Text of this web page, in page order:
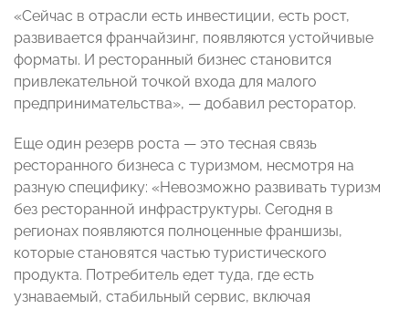
«Сейчас в отрасли есть инвестиции, есть рост,
развивается франчайзинг, появляются устойчивые
форматы. И ресторанный бизнес становится
привлекательной точкой входа для малого
предпринимательства», — добавил ресторатор.
Еще один резерв роста — это тесная связь
ресторанного бизнеса с туризмом, несмотря на
разную специфику: «Невозможно развивать туризм
без ресторанной инфраструктуры. Сегодня в
регионах появляются полноценные франшизы,
которые становятся частью туристического
продукта. Потребитель едет туда, где есть
узнаваемый, стабильный сервис, включая